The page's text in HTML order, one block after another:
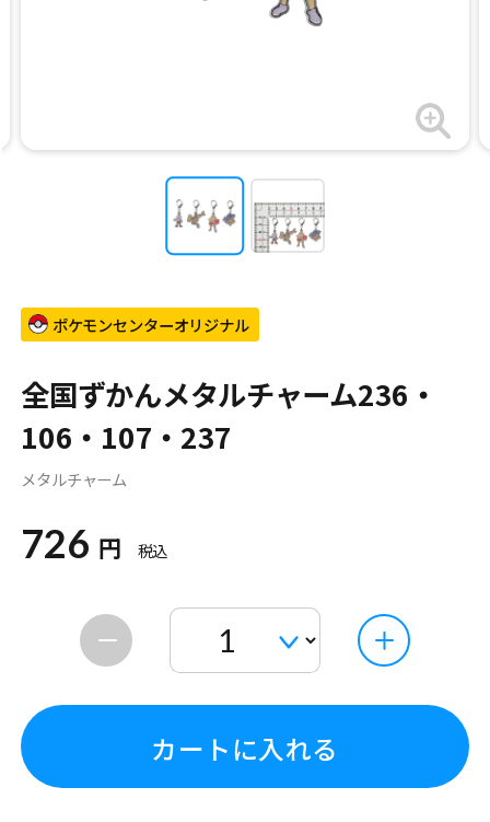
ポケモンセンターオリジナル
全国ずかんメタルチャーム236・
106・107・237​
メタルチャーム
726 円 税込
カートに入れる